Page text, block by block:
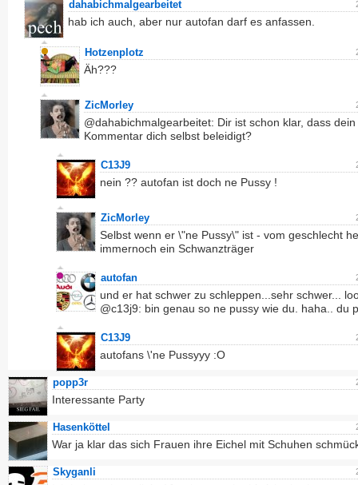
dahabichmalgearbeitet
hab ich auch, aber nur autofan darf es anfassen.
Hotzenplotz
Äh???
ZicMorley
@dahabichmalgearbeitet: Dir ist schon klar, dass dein
Kommentar dich selbst beleidigt?
C13J9
nein ?? autofan ist doch ne Pussy !
ZicMorley
Selbst wenn er \"ne Pussy\" ist - vom geschlecht
immernoch ein Schwanzträger
autofan
und er hat schwer zu schleppen...sehr schwer...
@c13j9: bin genau so ne pussy wie du. haha.. du
C13J9
autofans \'ne Pussyyy :O
popp3r
Interessante Party
Hasenköttel
War ja klar das sich Frauen ihre Eichel mit Schuhen
Skyganli